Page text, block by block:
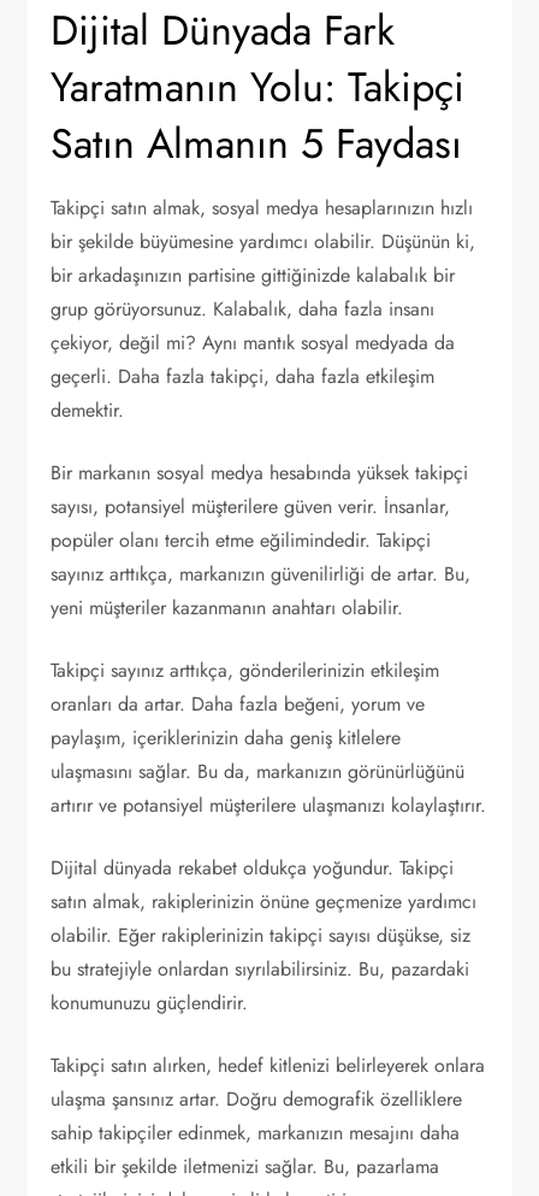
Dijital Dünyada Fark
Yaratmanın Yolu: Takipçi
Satın Almanın 5 Faydası
Takipçi satın almak, sosyal medya hesaplarınızın hızlı
bir şekilde büyümesine yardımcı olabilir. Düşünün ki,
bir arkadaşınızın partisine gittiğinizde kalabalık bir
grup görüyorsunuz. Kalabalık, daha fazla insanı
çekiyor, değil mi? Aynı mantık sosyal medyada da
geçerli. Daha fazla takipçi, daha fazla etkileşim
demektir.
Bir markanın sosyal medya hesabında yüksek takipçi
sayısı, potansiyel müşterilere güven verir. İnsanlar,
popüler olanı tercih etme eğilimindedir. Takipçi
sayınız arttıkça, markanızın güvenilirliği de artar. Bu,
yeni müşteriler kazanmanın anahtarı olabilir.
Takipçi sayınız arttıkça, gönderilerinizin etkileşim
oranları da artar. Daha fazla beğeni, yorum ve
paylaşım, içeriklerinizin daha geniş kitlelere
ulaşmasını sağlar. Bu da, markanızın görünürlüğünü
artırır ve potansiyel müşterilere ulaşmanızı kolaylaştırır.
Dijital dünyada rekabet oldukça yoğundur. Takipçi
satın almak, rakiplerinizin önüne geçmenize yardımcı
olabilir. Eğer rakiplerinizin takipçi sayısı düşükse, siz
bu stratejiyle onlardan sıyrılabilirsiniz. Bu, pazardaki
konumunuzu güçlendirir.
Takipçi satın alırken, hedef kitlenizi belirleyerek onlara
ulaşma şansınız artar. Doğru demografik özelliklere
sahip takipçiler edinmek, markanızın mesajını daha
etkili bir şekilde iletmenizi sağlar. Bu, pazarlama